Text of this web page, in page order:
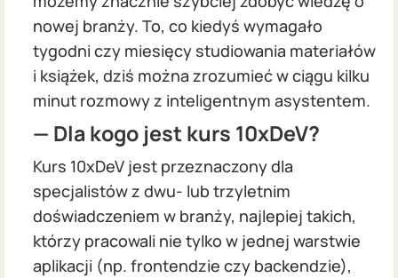
nowej branży. To, co kiedyś wymagało
tygodni czy miesięcy studiowania materiałów
i książek, dziś można zrozumieć w ciągu kilku
minut rozmowy z inteligentnym asystentem.
— Dla kogo jest kurs 10xDeV?
Kurs 10xDeV jest przeznaczony dla
specjalistów z dwu- lub trzyletnim
doświadczeniem w branży, najlepiej takich,
którzy pracowali nie tylko w jednej warstwie
aplikacji (np. frontendzie czy backendzie),